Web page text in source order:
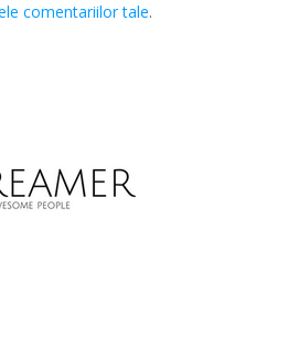
comentariilor tale.